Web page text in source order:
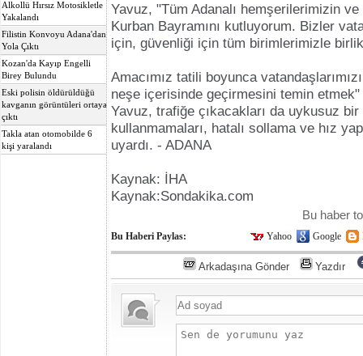
Alkollü Hırsız Motosikletle
Yakalandı
Filistin Konvoyu Adana'dan
Yola Çıktı
Kozan'da Kayıp Engelli
Birey Bulundu
Eski polisin öldürüldüğü
kavganın görüntüleri ortaya
çıktı
Takla atan otomobilde 6
kişi yaralandı
Yavuz, "Tüm Adanalı hemşerilerimizin
Kurban Bayramını kutluyorum. Bizler
için, güvenliği için tüm birimlerimizle
Amacımız tatili boyunca
neşe içerisinde geçirmesini temin
Yavuz, trafiğe çıkacakları da uykusuz
kullanmamaları, hatalı sollama ve hız
uyardı. - ADANA
Kaynak: İHA
Kaynak:Sondakika.com
Bu haber
Bu Haberi Paylas: Yahoo Google
Arkadaşına Gönder Yazdır